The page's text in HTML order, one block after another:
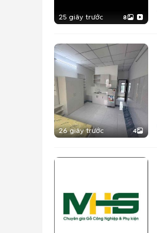
25 giây trước 8
26 giây trước 4